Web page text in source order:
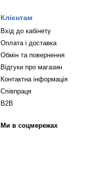
Клієнтам
Вхід до кабінету
Оплата і доставка
Обмін та повернення
Відгуки про магазин
Контактна інформація
Співпраця
B2B
Ми в соцмережах